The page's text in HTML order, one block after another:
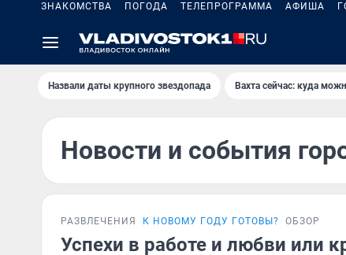
ЗНАКОМСТВА ПОГОДА ТЕЛЕПРОГРАММА АФИША
Назвали даты крупного звездопада Вахта сейчас: куда
Новости и события
РАЗВЛЕЧЕНИЯ К НОВОМУ ГОДУ ГОТОВЫ? ОБЗОР
Успехи в работе и любви или